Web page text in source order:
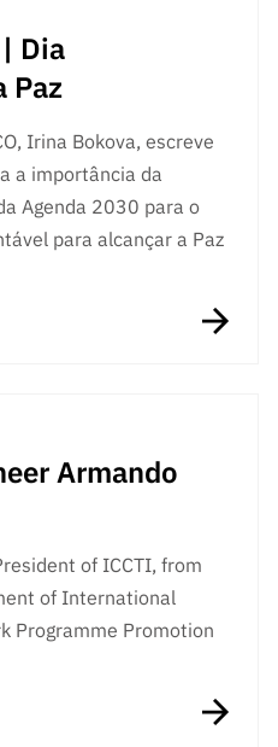
Dia
Paz
Irina Bokova, escreve
a importância da
Agenda 2030 para o
para alcançar a Paz
Armando
of ICCTI, from
of International
Programme Promotion